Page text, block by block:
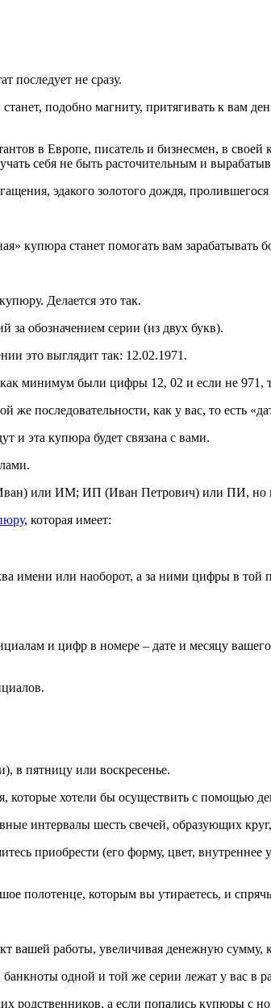
последует не сразу.
подобно магниту, притягивать к вам
в Европе, писатель и бизнесмен, в
себя не быть расточительным и
эдакого золотого дождя,
купюра станет помогать вам
Делается это так.
обозначением серии (из двух букв).
это выглядит так: 12.02.1971.
минимум были цифры 12, 02 и если не 971,
последовательности, как у вас, то есть
и эта купюра будет связана с вами.
или ИМ; ИП (Иван Петрович) или ПИ,
, которая имеет:
имени или наоборот, а за ними цифры в той
и цифр в номере – дате и месяцу
в пятницу или воскресенье.
которые хотели бы осуществить с помощью
интервалы шесть свечей, образующих
приобрести (его форму, цвет,
полотенце, которым вы утираетесь, и
вашей работы, увеличивая денежную сумму,
одной и той же серии лежат у вас в
родственников, а если попались купюры с